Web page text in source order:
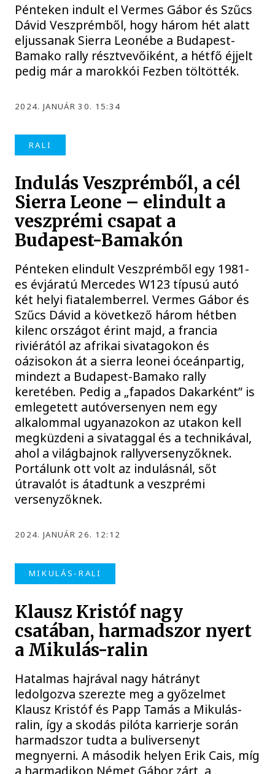
Pénteken indult el Vermes Gábor és Szűcs
Dávid Veszprémből, hogy három hét alatt
eljussanak Sierra Leonébe a Budapest-
Bamako rally résztvevőiként, a hétfő éjjelt
pedig már a marokkói Fezben töltötték.
2024. JANUÁR 30. 15:34
RALI
Indulás Veszprémből, a cél
Sierra Leone – elindult a
veszprémi csapat a
Budapest-Bamakón
Pénteken elindult Veszprémből egy 1981-
es évjáratú Mercedes W123 típusú autó
két helyi fiatalemberrel. Vermes Gábor és
Szűcs Dávid a következő három hétben
kilenc országot érint majd, a francia
riviérától az afrikai sivatagokon és
oázisokon át a sierra leonei óceánpartig,
mindezt a Budapest-Bamako rally
keretében. Pedig a „fapados Dakarként” is
emlegetett autóversenyen nem egy
alkalommal ugyanazokon az utakon kell
megküzdeni a sivataggal és a technikával,
ahol a világbajnok rallyversenyzőknek.
Portálunk ott volt az indulásnál, sőt
útravalót is átadtunk a veszprémi
versenyzőknek.
2024. JANUÁR 26. 12:12
MIKULÁS-RALI
Klausz Kristóf nagy
csatában, harmadszor nyert
a Mikulás-ralin
Hatalmas hajrával nagy hátrányt
ledolgozva szerezte meg a győzelmet
Klausz Kristóf és Papp Tamás a Mikulás-
ralin, így a skodás pilóta karrierje során
harmadszor tudta a buliversenyt
megnyerni. A második helyen Erik Cais, míg
a harmadikon Német Gábor zárt, a